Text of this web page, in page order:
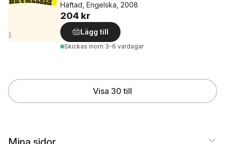
Häftad, Engelska, 2008
204 kr
Lägg till
Skickas inom 3-6 vardagar
Visa 30 till